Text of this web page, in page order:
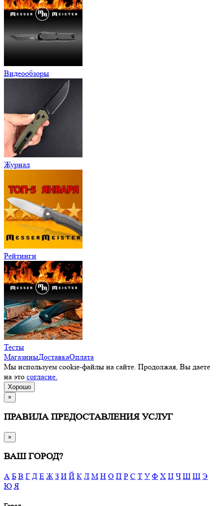
Видеообзоры
Журнал
Рейтинги
Тесты
МагазиныДоставкаОплата
Мы используем cookie-файлы на сайте. Продолжая, Вы даете
на это согласие.
Хорошо
×
ПРАВИЛА ПРЕДОСТАВЛЕНИЯ УСЛУГ
×
ВАШ ГОРОД?
А Б В Г Д Е Ж З И Й К Л М Н О П Р С Т У Ф Х Ц Ч Ш Щ Э
Ю Я